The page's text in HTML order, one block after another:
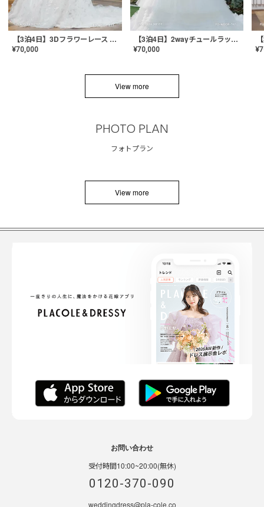
【3泊4日】3Dフラワーレース ドレス〈PD-WDOR-331〉
¥70,000
【3泊4日】2wayチュールラッフルドレス〈PD-WDOR-341RTL〉
¥70,000 ¥
View more
PHOTO PLAN
フォトプラン
View more
お問い合わせ
受付時間10:00~20:00(無休)
0120-370-090
weddingdress@pla-cole.co